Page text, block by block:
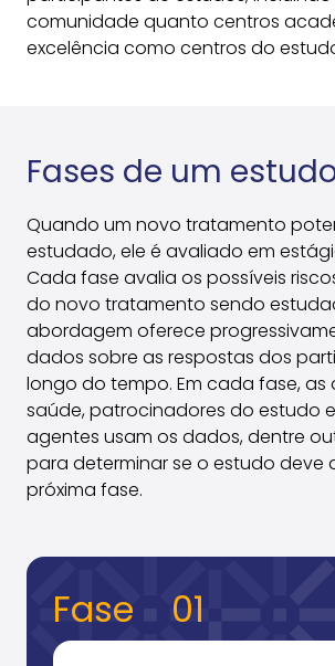
comunidade quanto centros
excelência como centros do
Fases de um
Quando um novo tratamento
estudado, ele é avaliado em
Cada fase avalia os possíveis
do novo tratamento sendo
abordagem oferece
dados sobre as respostas dos
longo do tempo. Em cada fase,
saúde, patrocinadores do estudo
agentes usam os dados, dentre
para determinar se o estudo deve
próxima fase.
Fase 01